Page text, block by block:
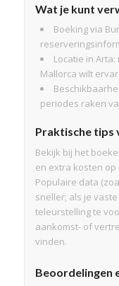
Wat je kunt
Boeking via
Locatie in
Mallorca wilt
periodes raken
Praktische tips
Bekijk bij het
en extra kosten op
Populaire data
sneller; als je
teleurstelling te
aankomst- of
vinden.
Beoordelingen